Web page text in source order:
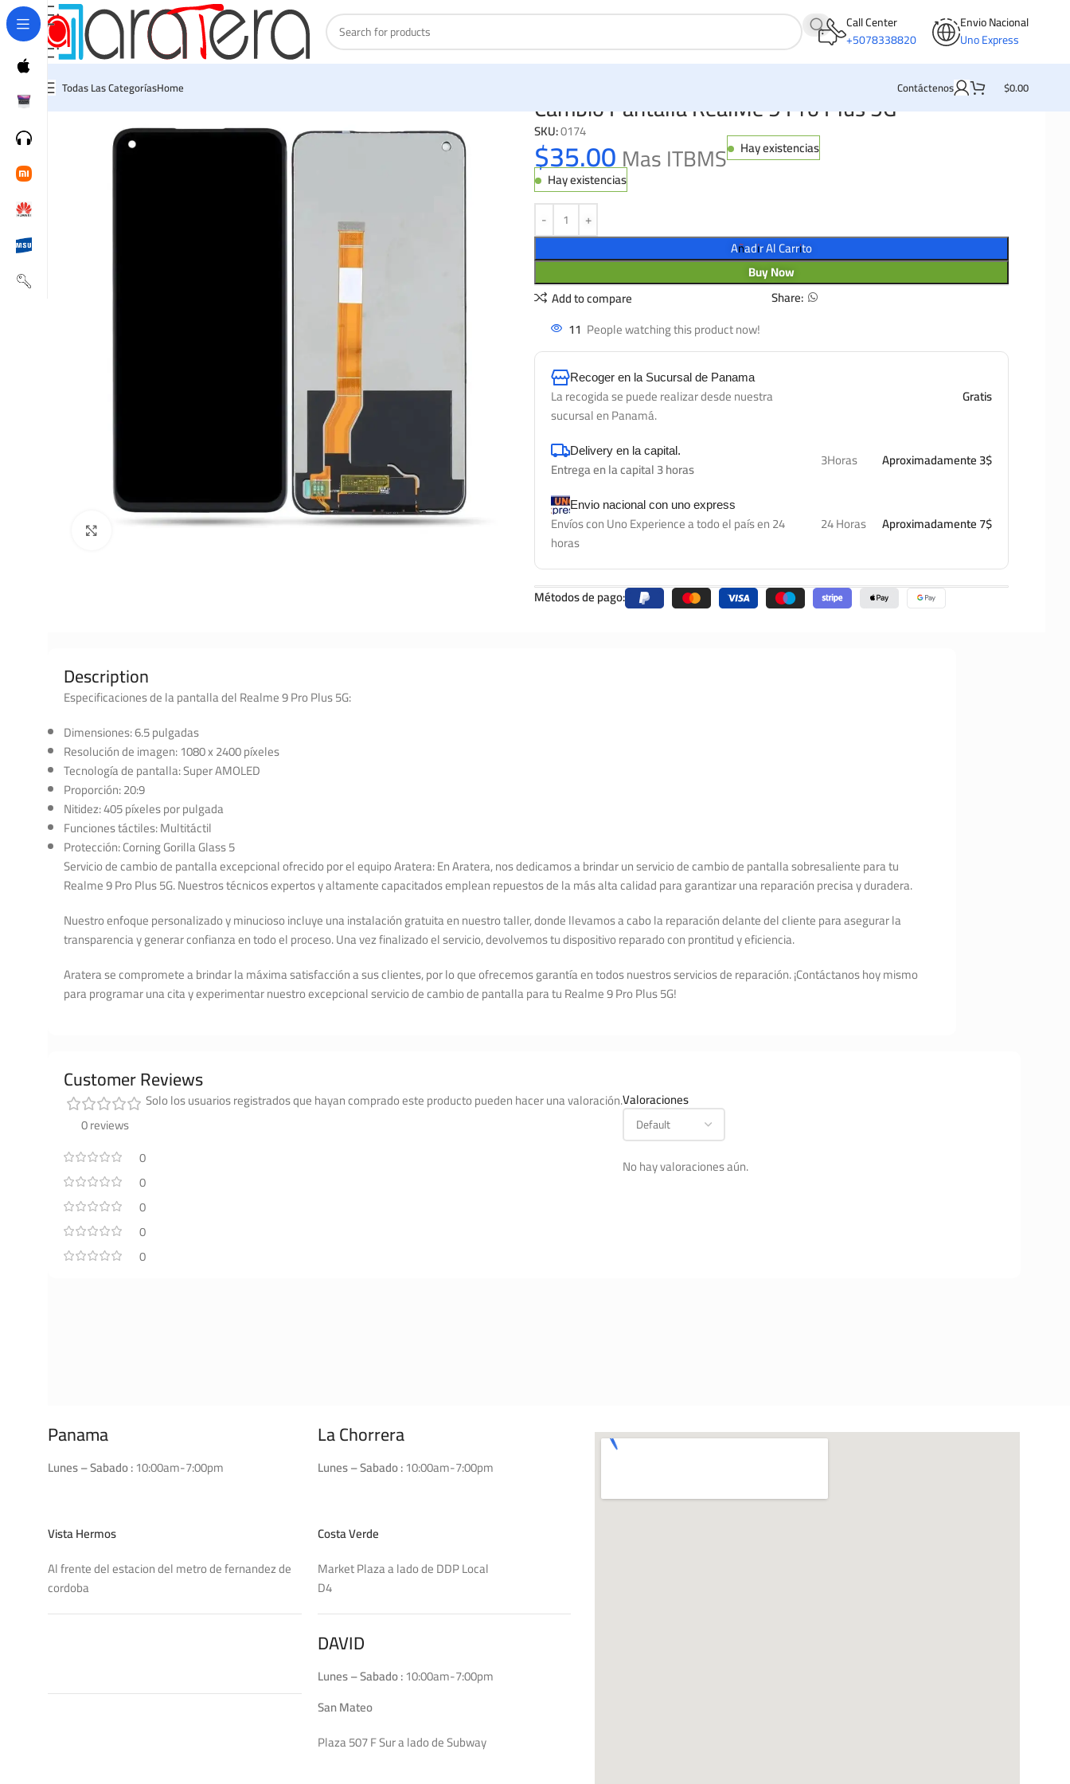
Call Center
+5078338820
Envio Nacional
Uno Express
Todas Las CategoríasHome Contáctenos $0.00
Click to enlarge
Cambio Pantalla RealMe 9 Pro Plus 5G
SKU:0174
$35.00Mas ITBMS
Hay existencias
Hay existencias
Añadir Al Carrito
Buy Now
Add to compare
Share:
11 People watching this product now!
Recoger en la Sucursal de Panama
La recogida se puede realizar desde nuestra
sucursal en Panamá.
Gratis
Delivery en la capital.
Entrega en la capital 3 horas 3Horas Aproximadamente 3$
Envio nacional con uno express
Envíos con Uno Experience a todo el país en 24
horas
24 Horas Aproximadamente 7$
Métodos de pago:
Description
Especificaciones de la pantalla del Realme 9 Pro Plus 5G:
Dimensiones: 6.5 pulgadas
Resolución de imagen: 1080 x 2400 píxeles
Tecnología de pantalla: Super AMOLED
Proporción: 20:9
Nitidez: 405 píxeles por pulgada
Funciones táctiles: Multitáctil
Protección: Corning Gorilla Glass 5
Servicio de cambio de pantalla excepcional ofrecido por el equipo Aratera: En Aratera, nos dedicamos a brindar un servicio de cambio de pantalla sobresaliente para tu
Realme 9 Pro Plus 5G. Nuestros técnicos expertos y altamente capacitados emplean repuestos de la más alta calidad para garantizar una reparación precisa y duradera.
Nuestro enfoque personalizado y minucioso incluye una instalación gratuita en nuestro taller, donde llevamos a cabo la reparación delante del cliente para asegurar la
transparencia y generar confianza en todo el proceso. Una vez finalizado el servicio, devolvemos tu dispositivo reparado con prontitud y eficiencia.
Aratera se compromete a brindar la máxima satisfacción a sus clientes, por lo que ofrecemos garantía en todos nuestros servicios de reparación. ¡Contáctanos hoy mismo
para programar una cita y experimentar nuestro excepcional servicio de cambio de pantalla para tu Realme 9 Pro Plus 5G!
Customer Reviews
0 reviews
0
0
0
0
0
Valoraciones
No hay valoraciones aún.
Solo los usuarios registrados que hayan comprado este producto pueden hacer una valoración.
Panama
Lunes – Sabado :10:00am-7:00pm
Vista Hermos
Al frente del estacion del metro de fernandez de
cordoba
La Chorrera
Lunes – Sabado :10:00am-7:00pm
Costa Verde
Market Plaza a lado de DDP Local
D4
DAVID
Lunes – Sabado :10:00am-7:00pm
San Mateo
Plaza 507 F Sur a lado de Subway